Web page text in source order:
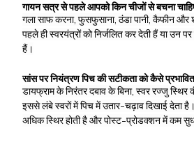
गायन सत्र से पहले आपको किन चीजों से बचना
गला साफ करना, फुसफुसाना, ठंडा पानी, कैफीन और
पहले ही स्वरयंत्रों को निर्जलित कर देती हैं या उन
हैं।
सांस पर नियंत्रण पिच की सटीकता को कैसे
डायफ्राम के निरंतर दबाव के बिना, स्वर रज्जु
इससे लंबे स्वरों में पिच में उतार-चढ़ाव दिखाई देता
अधिक स्थिर होती है और पोस्ट-प्रोडक्शन में कम